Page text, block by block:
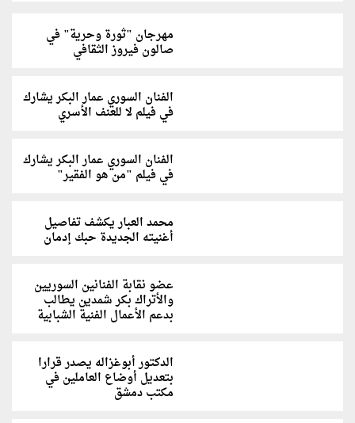
مهرجان "ثورة وحرية" في
صالون فيروز الثقافي
الفنان السوري عمار البكر يشارك
في فيلم لا للعنف الأسري
الفنان السوري عمار البكر يشارك
في فيلم "من هو الفقير"
محمد العبار يكشف تفاصيل
أغنيته الجديدة حبك إدمان
عضو نقابة الفنانين السوريين
والأتراك بكر شمدين يطالب
بدعم الأعمال الفنية الشبابية
الدكتور أبوغزاله يصدر قرارا
بتعديل أوضاع العاملين في
مكتب دمشق